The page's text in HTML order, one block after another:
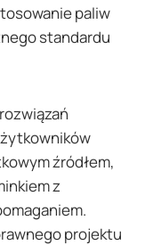
paliw
standardu
źródłem,
z
projektu